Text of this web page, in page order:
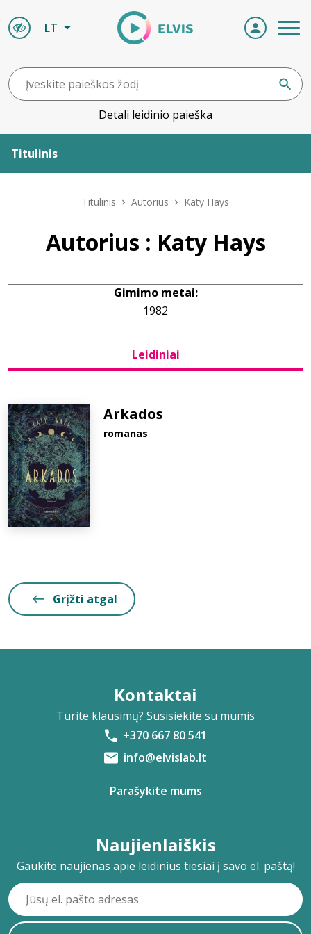
LT
Detali leidinio paieška
Titulinis
Leidiniai
Titulinis Autorius Katy Hays
Autorius : Katy Hays
Gimimo metai:
1982
Leidiniai
Arkados
romanas
Grįžti atgal
Kontaktai
Turite klausimų? Susisiekite su mumis
+370 667 80 541
info@elvislab.lt
Parašykite mums
Naujienlaiškis
Gaukite naujienas apie leidinius tiesiai į savo el. paštą!